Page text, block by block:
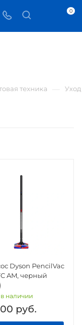
0
техника
Dyson PencilVac
AM, черный
в наличии
руб.